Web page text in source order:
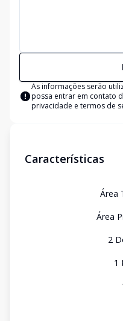
As informações serão
possa entrar em contato
privacidade e termos de
Características
Área
Área
2
1